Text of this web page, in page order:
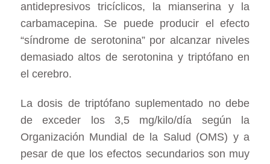
antidepresivos tricíclicos, la mianserina y la
carbamacepina. Se puede producir el efecto
“síndrome de serotonina” por alcanzar niveles
demasiado altos de serotonina y triptófano en
el cerebro.
La dosis de triptófano suplementado no debe
de exceder los 3,5 mg/kilo/día según la
Organización Mundial de la Salud (OMS) y a
pesar de que los efectos secundarios son muy